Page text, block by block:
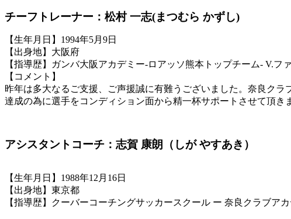
チーフトレーナー：松村 一志(まつむら かずし)
【生年月日】1994年5月9日
【出身地】大阪府
【指導歴】ガンバ大阪アカデミー-ロアッソ熊本トップチーム- V.フ
【コメント】
昨年は多大なるご支援、ご声援誠に有難うございました。奈良ク
達成の為に選手をコンディション面から精一杯サポートさせて頂き
アシスタントコーチ：志賀 康朗（しが やすあき）
【生年月日】1988年12月16日
【出身地】東京都
【指導歴】クーバーコーチングサッカースクール ー 奈良クラブアカ